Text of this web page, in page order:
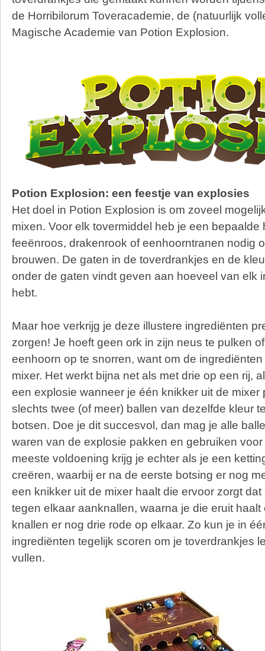
de Horribilorum Toveracademie, de (natuurlijk
Magische Academie van Potion Explosion.
Potion Explosion: een feestje van explosies
Het doel in Potion Explosion is om zoveel
mixen. Voor elk tovermiddel heb je een bepaalde
feeënroos, drakenrook of eenhoorntranen nodig
brouwen. De gaten in de toverdrankjes en de
onder de gaten vindt geven aan hoeveel van elk
hebt.
Maar hoe verkrijg je deze illustere ingrediënten
zorgen! Je hoeft geen ork in zijn neus te pulken
eenhoorn op te snorren, want om de
mixer. Het werkt bijna net als met drie op een rij,
een explosie wanneer je één knikker uit de mixer
slechts twee (of meer) ballen van dezelfde kleur
botsen. Doe je dit succesvol, dan mag je alle
waren van de explosie pakken en gebruiken
meeste voldoening krijg je echter als je een
creëren, waarbij er na de eerste botsing er nog
een knikker uit de mixer haalt die ervoor zorgt
tegen elkaar aanknallen, waarna je die eruit
knallen er nog drie rode op elkaar. Zo kun je in
ingrediënten tegelijk scoren om je toverdrankjes
vullen.